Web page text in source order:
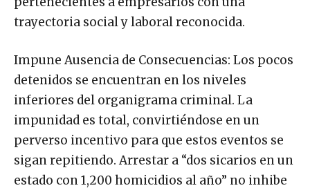
pertenecientes a empresarios con una
trayectoria social y laboral reconocida.
Impune Ausencia de Consecuencias: Los pocos
detenidos se encuentran en los niveles
inferiores del organigrama criminal. La
impunidad es total, convirtiéndose en un
perverso incentivo para que estos eventos se
sigan repitiendo. Arrestar a “dos sicarios en un